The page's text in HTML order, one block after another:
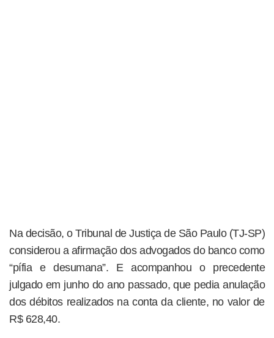
Na decisão, o Tribunal de Justiça de São Paulo (TJ-SP)
considerou a afirmação dos advogados do banco como
“pífia e desumana”. E acompanhou o precedente
julgado em junho do ano passado, que pedia anulação
dos débitos realizados na conta da cliente, no valor de
R$ 628,40.